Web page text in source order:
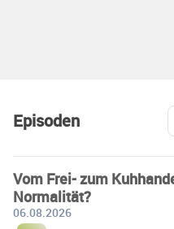
Episoden
Vom Frei- zum
Normalität?
06.08.2026